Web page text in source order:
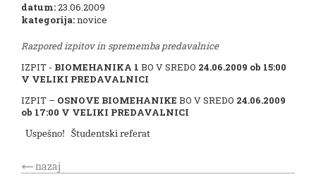
datum:23.06.2009
kategorija:novice
Razpored izpitov in sprememba predavalnice
IZPIT - BIOMEHANIKA 1 BO V SREDO 24.06.2009 ob 15:00
V VELIKI PREDAVALNICI
IZPIT – OSNOVE BIOMEHANIKE BO V SREDO 24.06.2009
ob 17:00 V VELIKI PREDAVALNICI
Uspešno! Študentski referat
nazaj